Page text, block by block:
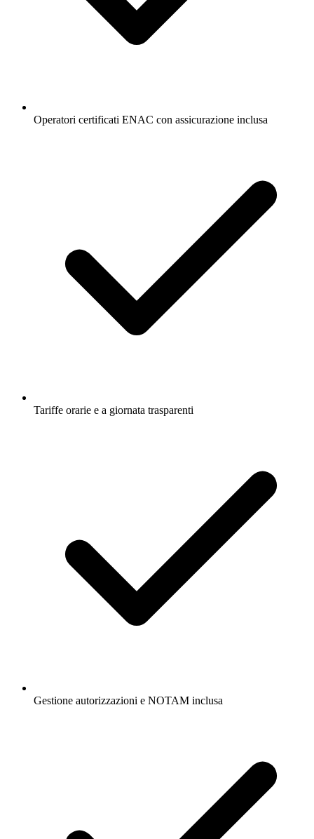
Operatori certificati ENAC con assicurazione inclusa
Tariffe orarie e a giornata trasparenti
Gestione autorizzazioni e NOTAM inclusa